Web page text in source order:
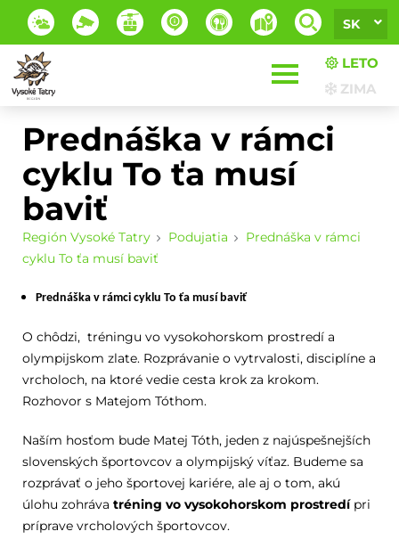
SK
LETO
ZIMA
Prednáška v rámci
cyklu To ťa musí
baviť
Región Vysoké Tatry Podujatia
Prednáška v rámci
cyklu To ťa musí baviť
Prednáška v rámci cyklu To ťa musí baviť
O chôdzi, tréningu vo vysokohorskom prostredí a
olympijskom zlate. Rozprávanie o vytrvalosti, disciplíne a
vrcholoch, na ktoré vedie cesta krok za krokom.
Rozhovor s Matejom Tóthom.
Naším hosťom bude Matej Tóth, jeden z najúspešnejších
slovenských športovcov a olympijský víťaz. Budeme sa
rozprávať o jeho športovej kariére, ale aj o tom, akú
úlohu zohráva tréning vo vysokohorskom prostredípri
príprave vrcholových športovcov.